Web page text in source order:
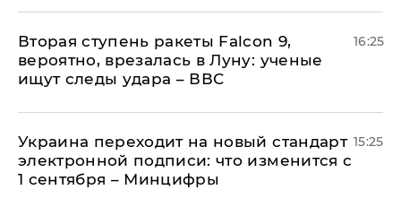
Вторая ступень ракеты Falcon 9,
вероятно, врезалась в Луну: ученые
ищут следы удара – ВВС
16:25
Украина переходит на новый стандарт
электронной подписи: что изменится с
1 сентября – Минцифры
15:25